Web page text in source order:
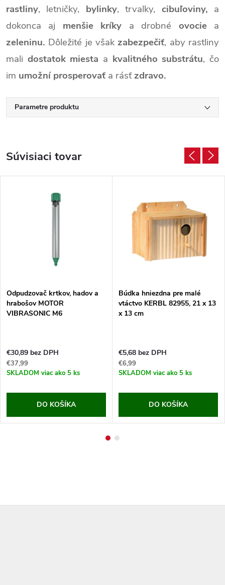
rastliny, letničky, bylinky, trvalky, cibuľoviny, a
dokonca aj menšie kríky a drobné ovociea
zeleninu. Dôležité je však zabezpečiť, aby rastliny
mali dostatok miesta a kvalitného substrátu, čo
im umožní prosperovať a rásťzdravo.
Parametre produktu
Súvisiaci tovar
Odpudzovač krtkov, hadov a
hrabošov MOTOR
VIBRASONIC M6
€30,89 bez DPH
€37,99
SKLADOM viac ako 5 ks
DO KOŠÍKA
Búdka hniezdna pre malé
vtáctvo KERBL 82955, 21 x 13
x 13 cm
€5,68 bez DPH
€6,99
SKLADOM viac ako 5 ks
DO KOŠÍKA